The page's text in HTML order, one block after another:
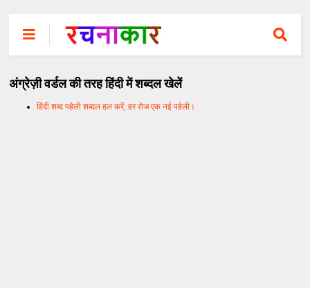
अंग्रेज़ी वर्डल की तरह हिंदी में शब्दल खेलें
हिंदी शब्द पहेली शब्दल हल करें, हर रोज एक नई पहेली।